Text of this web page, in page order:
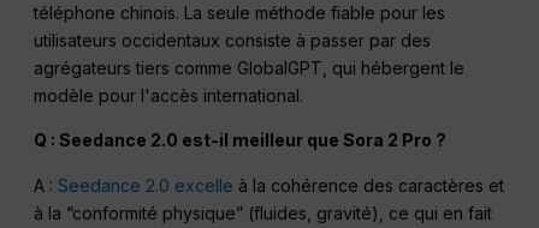
téléphone chinois. La seule méthode fiable pour les
utilisateurs occidentaux consiste à passer par des
agrégateurs tiers comme GlobalGPT, qui hébergent le
modèle pour l'accès international.
Q : Seedance 2.0 est-il meilleur que Sora 2 Pro ?
A :Seedance 2.0 excelle à la cohérence des caractères et
à la “conformité physique” (fluides, gravité), ce qui en fait